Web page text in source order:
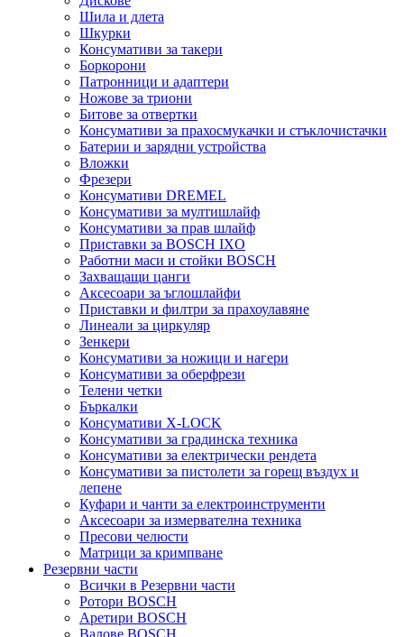
Шила и длета
Шкурки
Консумативи за такери
Боркорони
Патронници и адаптери
Ножове за триони
Битове за отвертки
Консумативи за прахосмукачки и стъклочистачки
Батерии и зарядни устройства
Вложки
Фрезери
Консумативи DREMEL
Консумативи за мултишлайф
Консумативи за прав шлайф
Приставки за BOSCH IXO
Работни маси и стойки BOSCH
Захващащи цанги
Аксесоари за ъглошлайфи
Приставки и филтри за прахоулавяне
Линеали за циркуляр
Зенкери
Консумативи за ножици и нагери
Консумативи за оберфрези
Телени четки
Бъркалки
Консумативи X-LOCK
Консумативи за градинска техника
Консумативи за електрически рендета
Консумативи за пистолети за горещ въздух и
лепене
Куфари и чанти за електроинструменти
Аксесоари за измервателна техника
Пресови челюсти
Матрици за кримпване
Резервни части
Всички в Резервни части
Ротори BOSCH
Аретири BOSCH
Валове BOSCH